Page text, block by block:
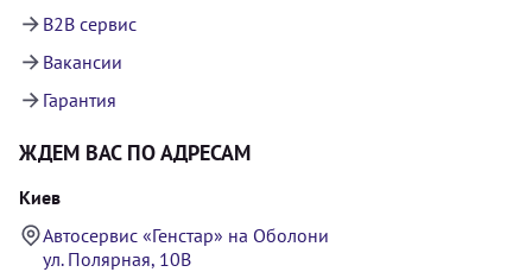
B2B сервис
Вакансии
Гарантия
ЖДЕМ ВАС ПО АДРЕСАМ
Киев
Автосервис «Генстар» на Оболони
ул. Полярная, 10В